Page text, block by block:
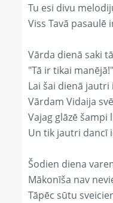
Tu esi divu
Viss Tavā pasaulē
Vārda dienā saki
"Tā ir tikai manējā!"
Lai šai dienā jautri
Vārdam Vidaija
Vajag glāzē šampi
Un tik jautri dancī
Šodien diena
Mākonīša nav
Tāpēc sūtu